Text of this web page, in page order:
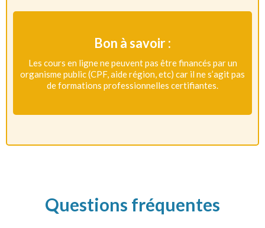
Bon à savoir :
Les cours en ligne ne peuvent pas être financés par un
organisme public (CPF, aide région, etc) car il ne s’agit pas
de formations professionnelles certifiantes.
Questions fréquentes